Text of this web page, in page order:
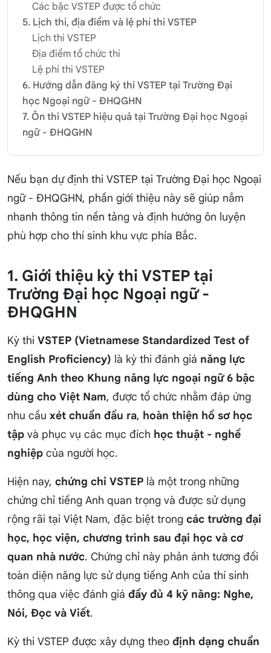
Các bậc VSTEP được tổ chức
5. Lịch thi, địa điểm và lệ phí thi VSTEP
Lịch thi VSTEP
Địa điểm tổ chức thi
Lệ phí thi VSTEP
6. Hướng dẫn đăng ký thi VSTEP tại Trường Đại
học Ngoại ngữ - ĐHQGHN
7. Ôn thi VSTEP hiệu quả tại Trường Đại học Ngoại
ngữ - ĐHQGHN
Nếu bạn dự định thi VSTEP tại Trường Đại học Ngoại
ngữ - ĐHQGHN, phần giới thiệu này sẽ giúp nắm
nhanh thông tin nền tảng và định hướng ôn luyện
phù hợp cho thí sinh khu vực phía Bắc.
1. Giới thiệu kỳ thi VSTEP tại
Trường Đại học Ngoại ngữ -
ĐHQGHN
Kỳ thi VSTEP (Vietnamese Standardized Test of
English Proficiency) là kỳ thi đánh giá năng lực
tiếng Anh theo Khung năng lực ngoại ngữ 6 bậc
dùng cho Việt Nam, được tổ chức nhằm đáp ứng
nhu cầu xét chuẩn đầu ra, hoàn thiện hồ sơ học
tập và phục vụ các mục đích học thuật - nghề
nghiệp của người học.
Hiện nay, chứng chỉ VSTEP là một trong những
chứng chỉ tiếng Anh quan trọng và được sử dụng
rộng rãi tại Việt Nam, đặc biệt trong các trường đại
học, học viện, chương trình sau đại học và cơ
quan nhà nước. Chứng chỉ này phản ánh tương đối
toàn diện năng lực sử dụng tiếng Anh của thí sinh
thông qua việc đánh giá đầy đủ 4 kỹ năng: Nghe,
Nói, Đọc và Viết.
Kỳ thi VSTEP được xây dựng theo định dạng chuẩn